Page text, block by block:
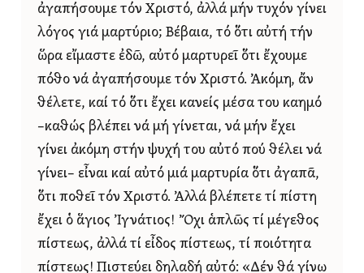
ἀγαπήσουμε τόν Χριστό, ἀλλά μήν τυχόν γίνει
λόγος γιά μαρτύριο; Βέβαια, τό ὅτι αὐτή τήν
ὥρα εἴμαστε ἐδῶ, αὐτό μαρτυρεῖ ὅτι ἔχουμε
πόθο νά ἀγαπήσουμε τόν Χριστό. Ἀκόμη, ἄν
θέλετε, καί τό ὅτι ἔχει κανείς μέσα του καημό
–καθώς βλέπει νά μή γίνεται, νά μήν ἔχει
γίνει ἀκόμη στήν ψυχή του αὐτό πού θέλει νά
γίνει– εἶναι καί αὐτό μιά μαρτυρία ὅτι ἀγαπᾶ,
ὅτι ποθεῖ τόν Χριστό. Ἀλλά βλέπετε τί πίστη
ἔχει ὁ ἅγιος Ἰγνάτιος! Ὄχι ἁπλῶς τί μέγεθος
πίστεως, ἀλλά τί εἶδος πίστεως, τί ποιότητα
πίστεως! Πιστεύει δηλαδή αὐτό: «Δέν θά γίνω